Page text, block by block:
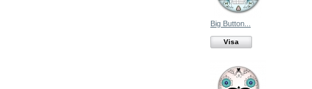
Big Button...
Visa